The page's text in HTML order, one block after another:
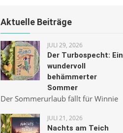
Aktuelle Beiträge
JULI 29, 2026
Der Turbospecht: Ein
wundervoll
behämmerter
Sommer
Der Sommerurlaub fällt für Winnie
JULI 21, 2026
Nachts am Teich